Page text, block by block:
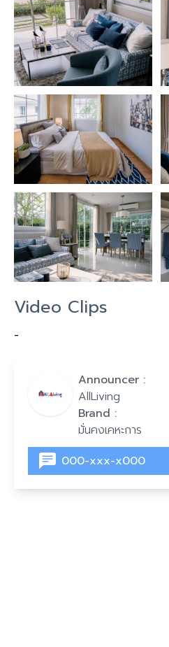
Video Clips
-
Announcer :
AllLiving
Brand :
มั่นคงเคหะการ
000-xxx-x000